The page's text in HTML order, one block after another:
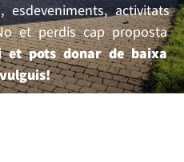
activitats
et perdis cap proposta
pots donar de baixa